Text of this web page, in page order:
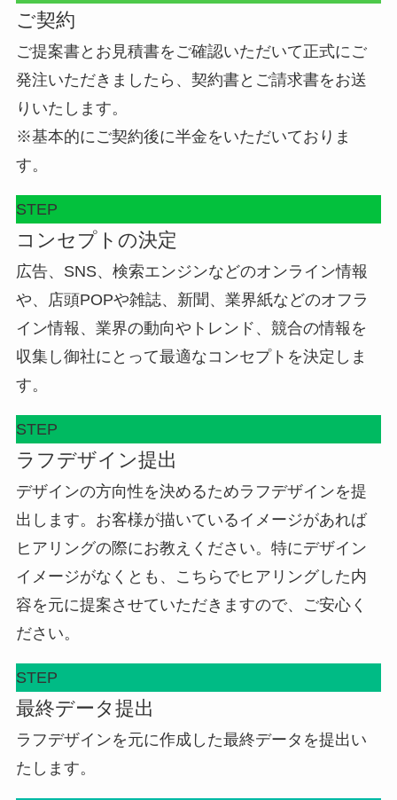
ご契約
ご提案書とお見積書をご確認いただいて正式にご
発注いただきましたら、契約書とご請求書をお送
りいたします。
※基本的にご契約後に半金をいただいておりま
す。
STEP
コンセプトの決定
広告、SNS、検索エンジンなどのオンライン情報
や、店頭POPや雑誌、新聞、業界紙などのオフラ
イン情報、業界の動向やトレンド、競合の情報を
収集し御社にとって最適なコンセプトを決定しま
す。
STEP
ラフデザイン提出
デザインの方向性を決めるためラフデザインを提
出します。お客様が描いているイメージがあれば
ヒアリングの際にお教えください。特にデザイン
イメージがなくとも、こちらでヒアリングした内
容を元に提案させていただきますので、ご安心く
ださい。
STEP
最終データ提出
ラフデザインを元に作成した最終データを提出い
たします。